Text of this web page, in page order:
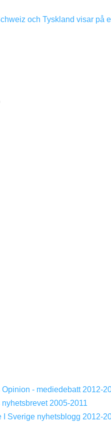
och Tyskland visar på
- mediedebatt 2012-
2005-2011
I Sverige nyhetsblogg 2012-